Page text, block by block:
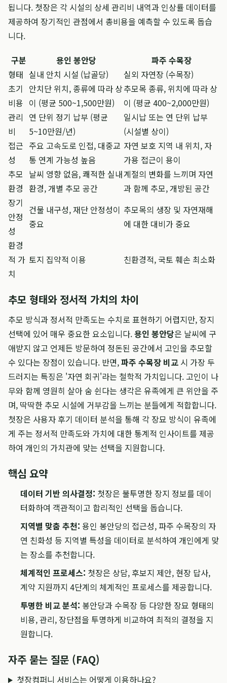
됩니다. 첫장은 각 시설의 상세 관리비 내역과 인상률 데이터를
제공하여 장기적인 관점에서 총비용을 예측할 수 있도록 돕습
니다.
구분
용인 봉안당
파주 수목장
형태 실내 안치 시설 (납골당)
실외 자연장 (수목장)
초기
비용
안치단 위치, 종류에 따라 상
이 (평균 500~1,500만원)
추모목 종류, 위치에 따라 상
이 (평균 400~2,000만원)
관리
비
연 단위 정기 납부 (평균
5~10만원/년)
일시납 또는 연 단위 납부
(시설별 상이)
접근
성
주요 고속도로 인접, 대중교
통 연계 가능성 높음
자연 보호 지역 내 위치, 자
가용 접근이 용이
추모
환경
날씨 영향 없음, 쾌적한 실내
환경, 개별 추모 공간
계절의 변화를 느끼며 자연
과 함께 추모, 개방된 공간
장기
안정
성
건물 내구성, 재단 안정성이
중요
추모목의 생장 및 자연재해
에 대한 대비가 중요
환경
적 가
치
토지 집약적 이용 친환경적, 국토 훼손 최소화
추모 형태와 정서적 가치의 차이
추모 방식과 정서적 만족도는 수치로 표현하기 어렵지만, 장지
선택에 있어 매우 중요한 요소입니다.용인 봉안당은 날씨에 구
애받지 않고 언제든 방문하여 정돈된 공간에서 고인을 추모할
수 있다는 장점이 있습니다. 반면,파주 수목장 비교 시 가장 두
드러지는 특징은 '자연 회귀'라는 철학적 가치입니다. 고인이 나
무와 함께 영원히 살아 숨 쉰다는 생각은 유족에게 큰 위안을 주
며, 딱딱한 추모 시설에 거부감을 느끼는 분들에게 적합합니다.
첫장은 사용자 후기 데이터 분석을 통해 각 장묘 방식이 유족에
게 주는 정서적 만족도와 가치에 대한 통계적 인사이트를 제공
하여 개인의 가치관에 맞는 선택을 지원합니다.
핵심 요약
데이터 기반 의사결정: 첫장은 불투명한 장지 정보를 데이
터화하여 객관적이고 합리적인 선택을 돕습니다.
지역별 맞춤 추천: 용인 봉안당의 접근성, 파주 수목장의 자
연 친화성 등 지역별 특성을 데이터로 분석하여 개인에게 맞
는 장소를 추천합니다.
체계적인 프로세스: 첫장은 상담, 후보지 제안, 현장 답사,
계약 지원까지 4단계의 체계적인 프로세스를 제공합니다.
투명한 비교 분석: 봉안당과 수목장 등 다양한 장묘 형태의
비용, 관리, 장단점을 투명하게 비교하여 최적의 결정을 지
원합니다.
자주 묻는 질문 (FAQ)
첫장컴퍼니 서비스는 어떻게 이용하나요?